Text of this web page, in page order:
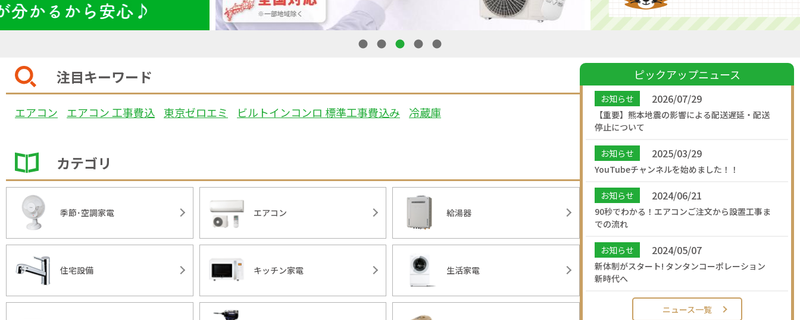
1 2 3 4 5
注目キーワード
エアコン エアコン 工事費込 東京ゼロエミ ビルトインコンロ 標準工事費込み 冷蔵庫
カテゴリ
季節･空調家電 エアコン 給湯器
住宅設備 キッチン家電 生活家電
ピックアップニュース
お知らせ 2026/07/29
【重要】熊本地震の影響による配送遅延・配送
停止について
お知らせ 2025/03/29
YouTubeチャンネルを始めました！！
お知らせ 2024/06/21
90秒でわかる！エアコンご注文から設置工事ま
での流れ
お知らせ 2024/05/07
新体制がスタート! タンタンコーポレーション
新時代へ
ニュース一覧